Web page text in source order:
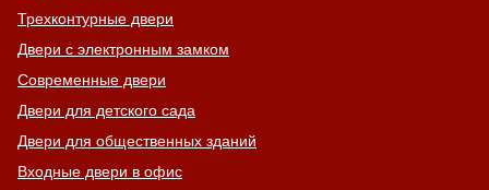
Трехконтурные двери
Двери с электронным замком
Современные двери
Двери для детского сада
Двери для общественных зданий
Входные двери в офис